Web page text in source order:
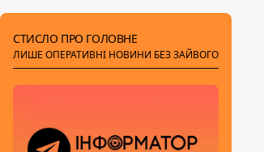
СТИСЛО ПРО ГОЛОВНЕ
ЛИШЕ ОПЕРАТИВНІ НОВИНИ БЕЗ ЗАЙВОГО